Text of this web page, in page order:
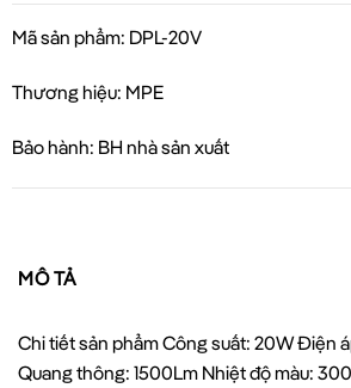
Mã sản phẩm: DPL-20V
Thương hiệu: MPE
Bảo hành: BH nhà sản xuất
MÔ TẢ
Chi tiết sản phẩm Công suất: 20W Điện
Quang thông: 1500Lm Nhiệt độ màu: